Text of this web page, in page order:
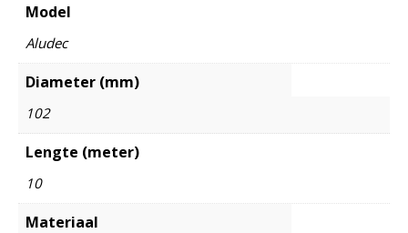
Model
Aludec
Diameter (mm)
102
Lengte (meter)
10
Materiaal